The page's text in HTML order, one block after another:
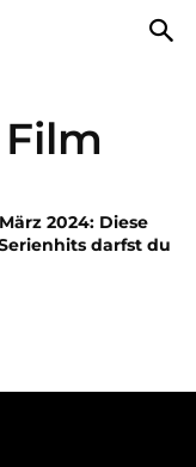
2024: Diese
darfst du